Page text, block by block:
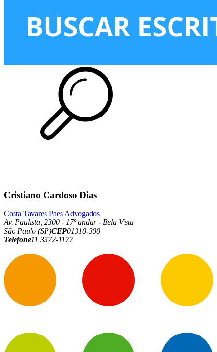
Cristiano Cardoso Dias
Costa Tavares Paes Advogados
Av. Paulista, 2300 - 17º andar - Bela Vista
São Paulo (SP)CEP01310-300
Telefone11 3372-1177